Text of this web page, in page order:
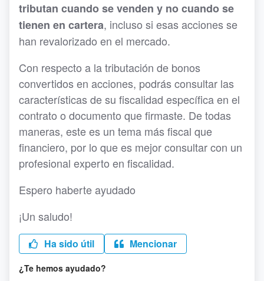
tributan cuando se venden y no cuando se
tienen en cartera, incluso si esas acciones se
han revalorizado en el mercado.
Con respecto a la tributación de bonos
convertidos en acciones, podrás consultar las
características de su fiscalidad específica en el
contrato o documento que firmaste. De todas
maneras, este es un tema más fiscal que
financiero, por lo que es mejor consultar con un
profesional experto en fiscalidad.
Espero haberte ayudado
¡Un saludo!
Ha sido útil Mencionar
¿Te hemos ayudado?